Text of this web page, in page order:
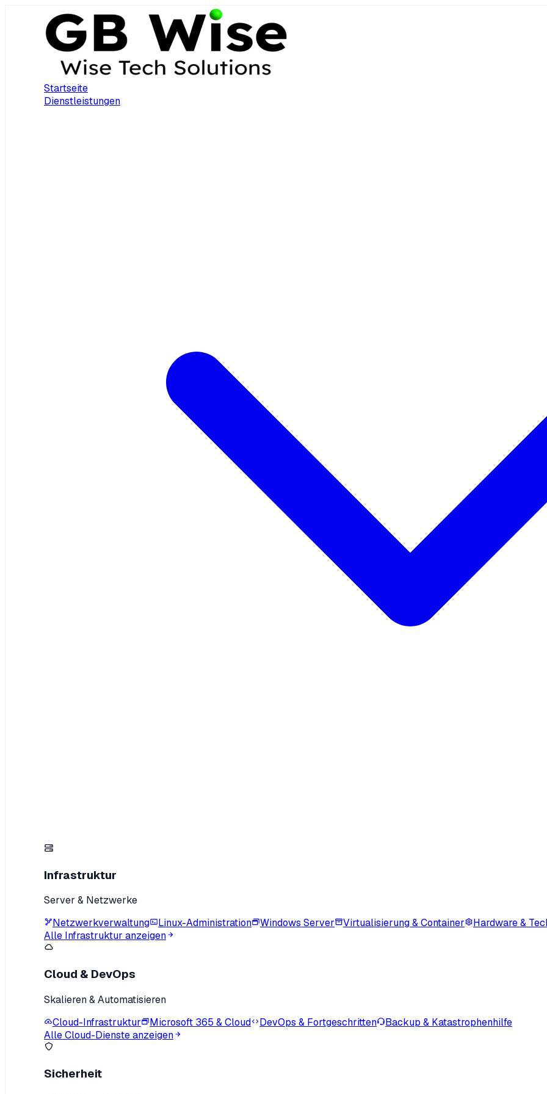
Startseite
Dienstleistungen
Infrastruktur
Server & Netzwerke
Netzwerkverwaltung
Linux-Administration Windows Server Virtualisierung & Container
Hardware &
Alle Infrastruktur anzeigen
Cloud & DevOps
Skalieren & Automatisieren
Cloud-Infrastruktur
Microsoft 365 & Cloud DevOps & Fortgeschritten
Backup & Katastrophenhilfe
Alle Cloud-Dienste anzeigen
Sicherheit